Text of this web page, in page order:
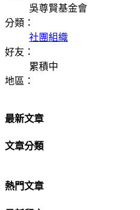
吳尊賢基金會
分類：
社團組織
好友：
累積中
地區：
最新文章
文章分類
熱門文章